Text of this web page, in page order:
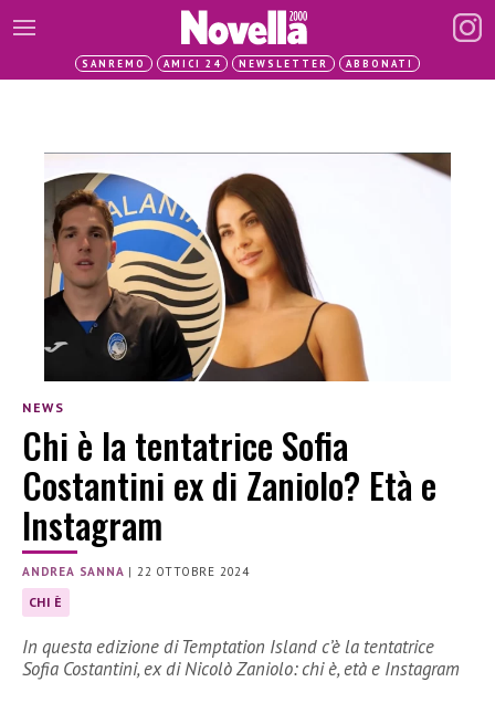
SANREMO AMICI 24 NEWSLETTER ABBONATI
NEWS
Chi è la tentatrice Sofia
Costantini ex di Zaniolo? Età e
Instagram
ANDREA SANNA |22 OTTOBRE 2024
CHI È
In questa edizione di Temptation Island c’è la tentatrice
Sofia Costantini, ex di Nicolò Zaniolo: chi è, età e Instagram